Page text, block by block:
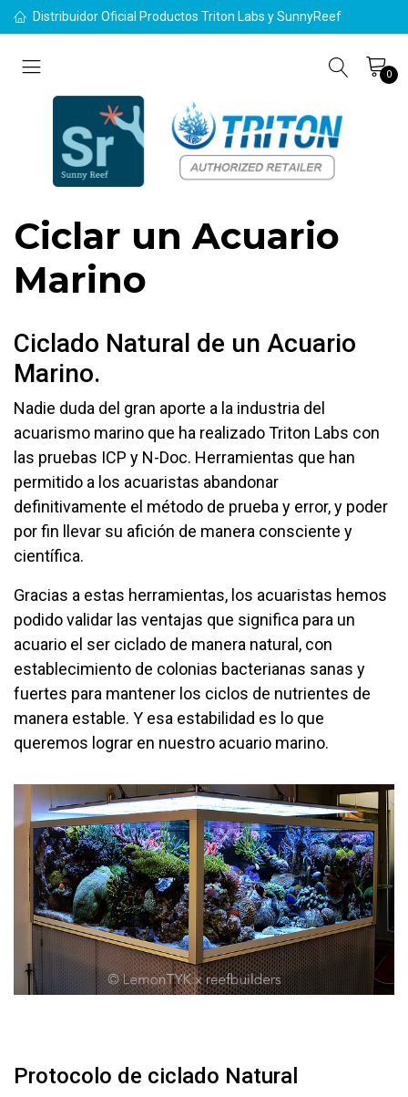
Distribuidor Oficial Productos Triton Labs y SunnyReef
0
Ciclar un Acuario
Marino
Ciclado Natural de un Acuario
Marino.
Nadie duda del gran aporte a la industria del
acuarismo marino que ha realizado Triton Labs con
las pruebas ICP y N-Doc. Herramientas que han
permitido a los acuaristas abandonar
definitivamente el método de prueba y error, y poder
por fin llevar su afición de manera consciente y
científica.
Gracias a estas herramientas, los acuaristas hemos
podido validar las ventajas que significa para un
acuario el ser ciclado de manera natural, con
establecimiento de colonias bacterianas sanas y
fuertes para mantener los ciclos de nutrientes de
manera estable. Y esa estabilidad es lo que
queremos lograr en nuestro acuario marino.
Protocolo de ciclado Natural